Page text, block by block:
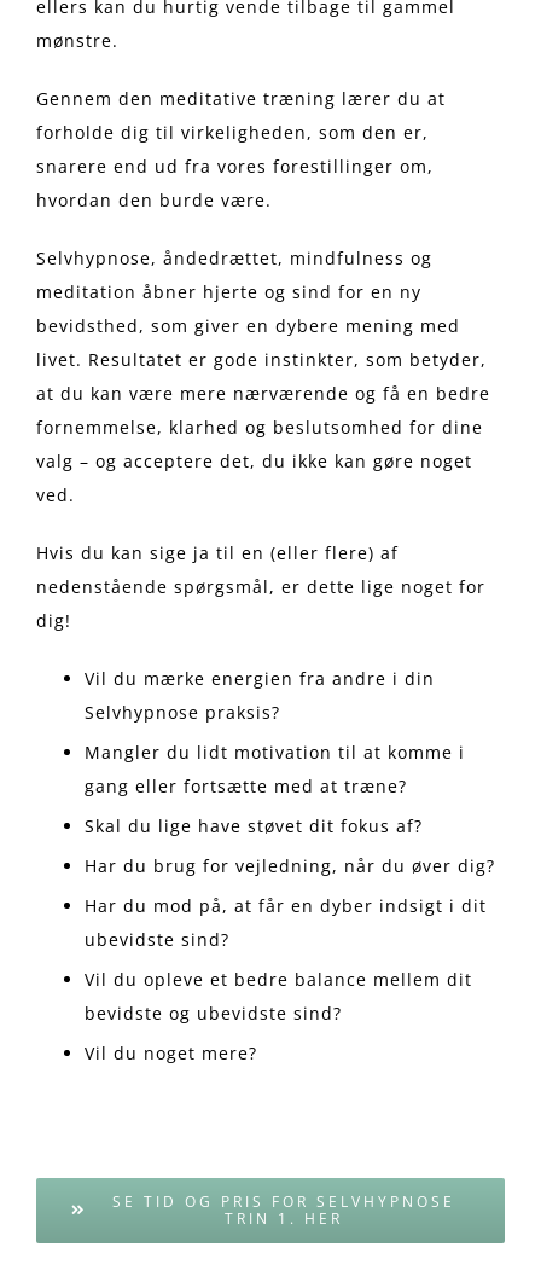
ellers kan du hurtig vende tilbage til gammel
mønstre.
Gennem den meditative træning lærer du at
forholde dig til virkeligheden, som den er,
snarere end ud fra vores forestillinger om,
hvordan den burde være.
Selvhypnose, åndedrættet, mindfulness og
meditation åbner hjerte og sind for en ny
bevidsthed, som giver en dybere mening med
livet. Resultatet er gode instinkter, som betyder,
at du kan være mere nærværende og få en bedre
fornemmelse, klarhed og beslutsomhed for dine
valg – og acceptere det, du ikke kan gøre noget
ved.
Hvis du kan sige ja til en (eller flere) af
nedenstående spørgsmål, er dette lige noget for
dig!
Vil du mærke energien fra andre i din
Selvhypnose praksis?
Mangler du lidt motivation til at komme i
gang eller fortsætte med at træne?
Skal du lige have støvet dit fokus af?
Har du brug for vejledning, når du øver dig?
Har du mod på, at får en dyber indsigt i dit
ubevidste sind?
Vil du opleve et bedre balance mellem dit
bevidste og ubevidste sind?
Vil du noget mere?
SE TID OG PRIS FOR SELVHYPNOSE
TRIN 1. HER